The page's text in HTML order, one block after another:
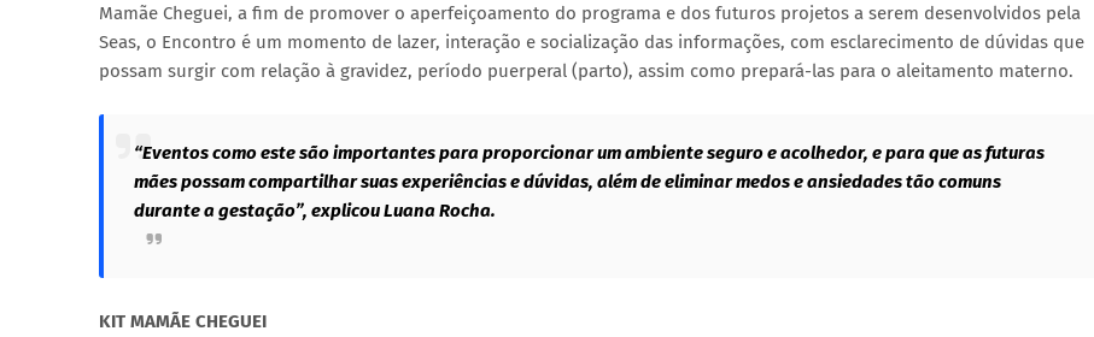
Mamãe Cheguei, a fim de promover o aperfeiçoamento do programa e dos futuros projetos a serem desenvolvidos pela
Seas, o Encontro é um momento de lazer, interação e socialização das informações, com esclarecimento de dúvidas que
possam surgir com relação à gravidez, período puerperal (parto), assim como prepará-las para o aleitamento materno.
“Eventos como este são importantes para proporcionar um ambiente seguro e acolhedor, e para que as futuras
mães possam compartilhar suas experiências e dúvidas, além de eliminar medos e ansiedades tão comuns
durante a gestação”, explicou Luana Rocha.
KIT MAMÃE CHEGUEI